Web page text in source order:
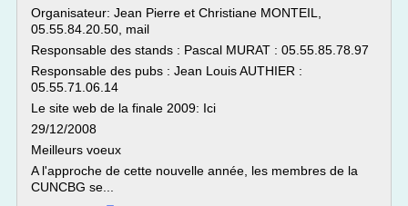
Organisateur: Jean Pierre et Christiane MONTEIL,
05.55.84.20.50, mail
Responsable des stands : Pascal MURAT : 05.55.85.78.97
Responsable des pubs : Jean Louis AUTHIER :
05.55.71.06.14
Le site web de la finale 2009: Ici
29/12/2008
Meilleurs voeux
A l'approche de cette nouvelle année, les membres de la
CUNCBG se...